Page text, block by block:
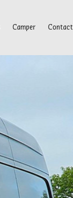
Camper Contact